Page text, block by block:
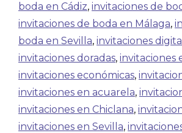
boda en Cádiz, invitaciones de
invitaciones de boda en Málaga,
boda en Sevilla, invitaciones
invitaciones doradas, invitaciones
invitaciones económicas,
invitaciones en acuarela,
invitaciones en Chiclana,
invitaciones en Sevilla,